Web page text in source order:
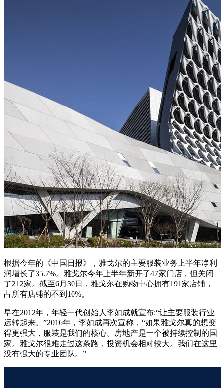
根据今年的《中国日报》，雅戈尔的主要服装业务上半年净利
润增长了35.7%。雅戈尔今年上半年新开了47家门店，但关闭
了212家。截至6月30日，雅戈尔在购物中心拥有191家店铺，
占所有店铺的不到10%。
早在2012年，年轻一代创始人李如成就宣布:“让主要服装行业
运转起来。”2016年，李如成再次宣称，“如果雅戈尔真的想变
得更强大，服装是我们的核心。房地产是一个被持续控制的国
家。雅戈尔很难走过这条路，投资机会相对较大。我们在这里
没有强大的专业团队。”